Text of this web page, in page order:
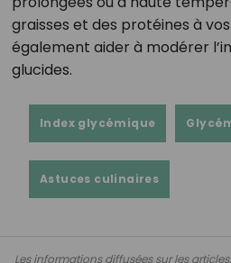
graisses et des protéines à
également aider à modérer
glucides.
Index glycémique
Astuces culinaires
Les informations diffusées sur les